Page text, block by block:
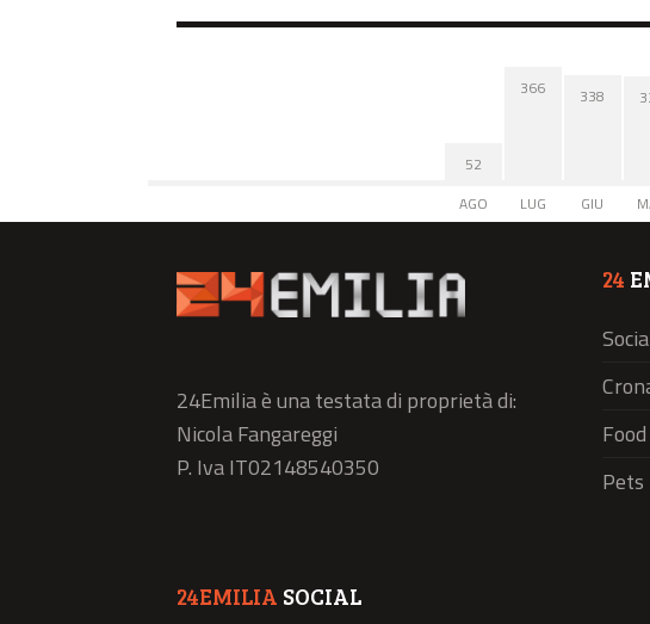
52
AGO
366
LUG
338
GIU
24Emilia è una testata di proprietà di:
Nicola Fangareggi
P. Iva IT02148540350
24
Food
Pets
24EMILIA SOCIAL